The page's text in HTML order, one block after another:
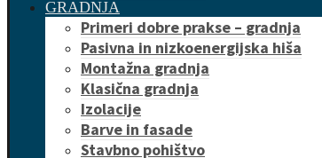
GRADNJA
Primeri dobre prakse – gradnja
Pasivna in nizkoenergijska hiša
Montažna gradnja
Klasična gradnja
Izolacije
Barve in fasade
Stavbno pohištvo